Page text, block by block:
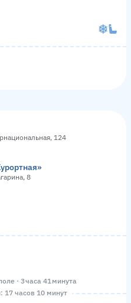
124
8
· 3 часа 41 минута
17 часов 10 минут